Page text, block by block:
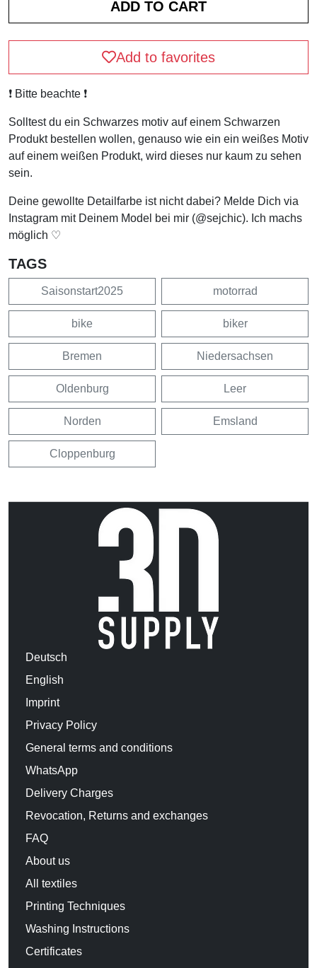
Add to favorites
❗️ Bitte beachte ❗️
Solltest du ein Schwarzes motiv auf einem Schwarzen
Produkt bestellen wollen, genauso wie ein ein weißes Motiv
auf einem weißen Produkt, wird dieses nur kaum zu sehen
sein.
Deine gewollte Detailfarbe ist nicht dabei? Melde Dich via
Instagram mit Deinem Model bei mir (@sejchic). Ich machs
möglich ♡
TAGS
Saisonstart2025 motorrad
bike biker
Bremen Niedersachsen
Oldenburg Leer
Norden Emsland
Cloppenburg
Deutsch
English
Imprint
Privacy Policy
General terms and conditions
WhatsApp
Delivery Charges
Revocation, Returns and exchanges
FAQ
About us
All textiles
Printing Techniques
Washing Instructions
Certificates